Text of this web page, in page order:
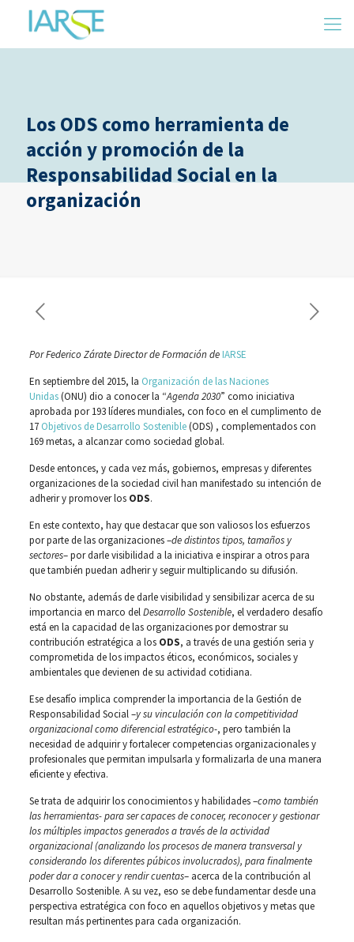
Los ODS como herramienta de
acción y promoción de la
Responsabilidad Social en la
organización
Por Federico Zárate Director de Formación deIARSE
En septiembre del 2015, la Organización de las Naciones
Unidas(ONU) dio a conocer la “Agenda 2030” como iniciativa
aprobada por 193 líderes mundiales, con foco en el cumplimento de
17 Objetivos de Desarrollo Sostenible(ODS) , complementados con
169 metas, a alcanzar como sociedad global.
Desde entonces, y cada vez más, gobiernos, empresas y diferentes
organizaciones de la sociedad civil han manifestado su intención de
adherir y promover los ODS.
En este contexto, hay que destacar que son valiosos los esfuerzos
por parte de las organizaciones –de distintos tipos, tamaños y
sectores– por darle visibilidad a la iniciativa e inspirar a otros para
que también puedan adherir y seguir multiplicando su difusión.
No obstante, además de darle visibilidad y sensibilizar acerca de su
importancia en marco delDesarrollo Sostenible, el verdadero desafío
está en la capacidad de las organizaciones por demostrar su
contribución estratégica a los ODS, a través de una gestión seria y
comprometida de los impactos éticos, económicos, sociales y
ambientales que devienen de su actividad cotidiana.
Ese desafío implica comprender la importancia de la Gestión de
Responsabilidad Social –y su vinculación con la competitividad
organizacional como diferencial estratégico-, pero también la
necesidad de adquirir y fortalecer competencias organizacionales y
profesionales que permitan impulsarla y formalizarla de una manera
eficiente y efectiva.
Se trata de adquirir los conocimientos y habilidades –como también
las herramientas- para ser capaces de conocer, reconocer y gestionar
los múltiples impactos generados a través de la actividad
organizacional (analizando los procesos de manera transversal y
considerando los diferentes púbicos involucrados), para finalmente
poder dar a conocery rendir cuentas– acerca de la contribución al
Desarrollo Sostenible. A su vez, eso se debe fundamentar desde una
perspectiva estratégica con foco en aquellos objetivos y metas que
resultan más pertinentes para cada organización.